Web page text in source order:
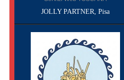
JOLLY PARTNER, Pisa